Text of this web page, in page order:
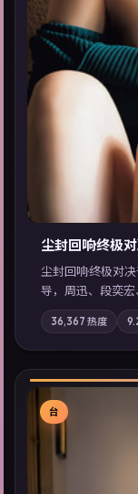
尘封回响·终极
尘封回响·终极对
导，周迅、段奕
碎片重组后，主
强化地域气质；站
看」延展检索同
36,367 热度
台